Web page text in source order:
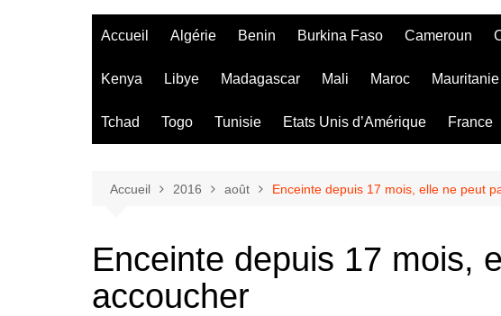
Accueil Algérie Benin Burkina Faso Cameroun
Kenya Libye Madagascar Mali Maroc Mauritanie
Tchad Togo Tunisie Etats Unis d’Amérique France
Accueil 2016 août Enceinte depuis 17 mois, elle ne peut
Enceinte depuis 17 mois,
accoucher